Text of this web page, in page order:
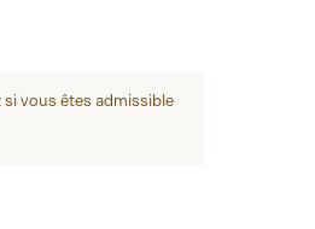
si vous êtes admissible